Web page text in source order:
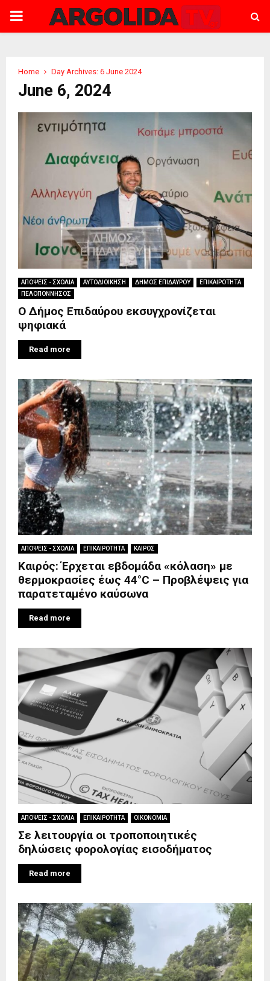
PRIMARY
Home Day Archives: 6 June 2024
June 6, 2024
ΑΠΟΨΕΙΣ - ΣΧΟΛΙΑ ΑΥΤΟΔΙΟΙΚΗΣΗ ΔΗΜΟΣ ΕΠΙΔΑΥΡΟΥ
ΕΠΙΚΑΙΡΟΤΗΤΑ
ΠΕΛΟΠΟΝΝΗΣΟΣ
Ο Δήμος Επιδαύρου εκσυγχρονίζεται
ψηφιακά
Read more
ΑΠΟΨΕΙΣ - ΣΧΟΛΙΑ ΕΠΙΚΑΙΡΟΤΗΤΑ ΚΑΙΡΟΣ
Καιρός: Έρχεται εβδομάδα «κόλαση» με
θερμοκρασίες έως 44°C – Προβλέψεις για
παρατεταμένο καύσωνα
Read more
ΑΠΟΨΕΙΣ - ΣΧΟΛΙΑ ΕΠΙΚΑΙΡΟΤΗΤΑ ΟΙΚΟΝΟΜΙΑ
Σε λειτουργία οι τροποποιητικές
δηλώσεις φορολογίας εισοδήματος
Read more